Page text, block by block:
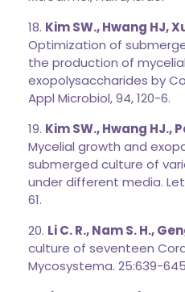
18. Kim SW., Hwang HJ,
Optimization of
the production of
exopolysaccharides by
Appl Microbiol, 94, 120-6.
19. Kim SW., Hwang HJ.,
Mycelial growth and
submerged culture of
under different media.
61.
20. Li C. R., Nam S. H.,
culture of seventeen
Mycosystema. 25:639-645